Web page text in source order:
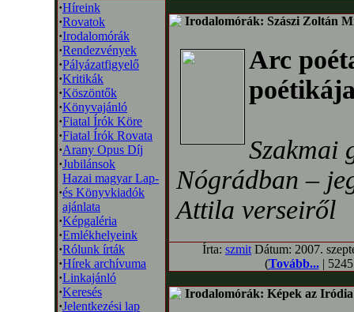
·Híreink
·Rovatok
·Irodalomórák
·Rendezvények
·Pályázatfigyelő
·Kritikák
·Köszöntők
·Könyvajánló
·Fiatal Írók Köre
·Fiatal Írók Rovata
·Arany Opus Díj
·Jubilánsok
·
Hazai magyar Lap-
és Könyvkiadók
ajánlata
·Képgaléria
·Emlékhelyeink
·Rólunk írták
·Hírek archívuma
·Linkajánló
·Keresés
·Jelentkezési lap
Irodalomórák: Szászi Zoltán
Arc
Szakmai
Nógrádban –
Attila verseiről
Írta: szmit Dátum: 2007.
(Tovább...| 5245
Irodalomórák: Képek az